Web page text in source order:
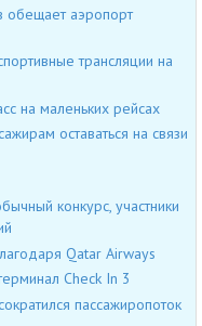
обещает аэропорт
трансляции на
на маленьких рейсах
оставаться на связи
конкурс, участники
Qatar Airways
Check In 3
пассажиропоток